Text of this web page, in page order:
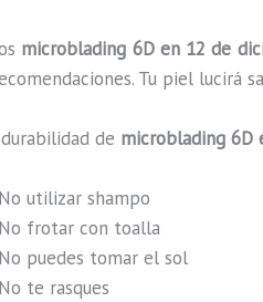
microblading 6D en 12 de
Tu piel lucirá
de microblading 6D
No utilizar shampo
No frotar con toalla
No puedes tomar el sol
No te rasques